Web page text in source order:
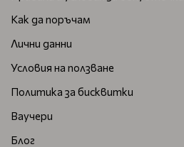
Как да поръчам
Лични данни
Условия на ползване
Политика за бисквитки
Ваучери
Блог